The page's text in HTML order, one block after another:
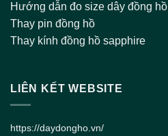
Hướng dẫn đo size dây đồng hồ
Thay pin đồng hồ
Thay kính đồng hồ sapphire
LIÊN KẾT WEBSITE
https://daydongho.vn/